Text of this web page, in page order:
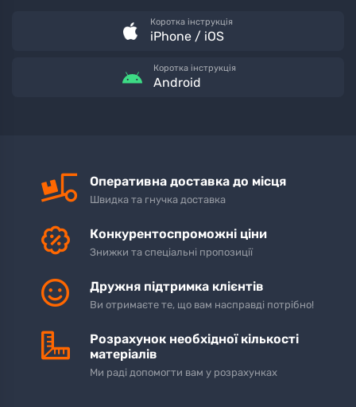
Коротка інструкція
iPhone / iOS
Коротка інструкція
Android
Оперативна доставка до місця
Швидка та гнучка доставка
Конкурентоспроможні ціни
Знижки та спеціальні пропозиції
Дружня підтримка клієнтів
Ви отримаєте те, що вам насправді потрібно!
Розрахунок необхідної кількості
матеріалів
Ми раді допомогти вам у розрахунках